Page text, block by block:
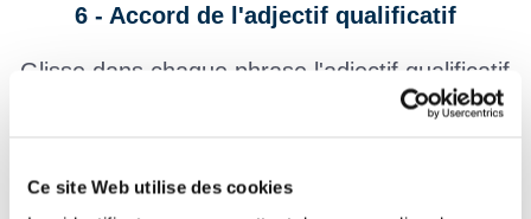
Ce site Web utilise des cookies
6 - Accord de l'adjectif qualificatif
Glisse dans chaque phrase l'adjectif qualificatif
qui convient, en respectant le sens, le genre et